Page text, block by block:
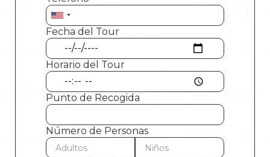
Fecha del Tour
Horario del Tour
Punto de Recogida
Número de Personas